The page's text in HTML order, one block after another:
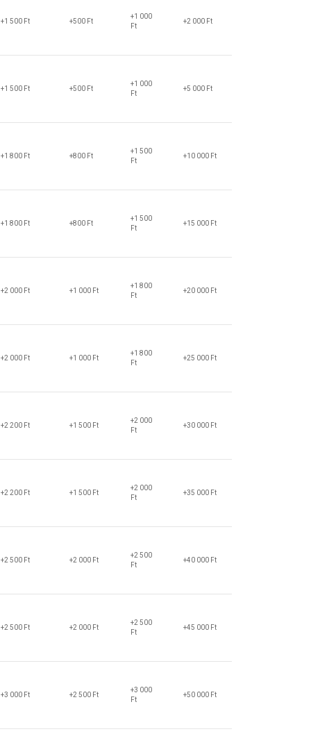
+1 500 Ft +500 Ft
+1 000
Ft
+2 000 Ft
+1 500 Ft +500 Ft
+1 000
Ft
+5 000 Ft
+1 800 Ft +800 Ft
+1 500
Ft
+10 000 Ft
+1 800 Ft +800 Ft
+1 500
Ft
+15 000 Ft
+2 000 Ft +1 000 Ft
+1 800
Ft
+20 000 Ft
+2 000 Ft +1 000 Ft
+1 800
Ft
+25 000 Ft
+2 200 Ft +1 500 Ft
+2 000
Ft
+30 000 Ft
+2 200 Ft +1 500 Ft
+2 000
Ft
+35 000 Ft
+2 500 Ft +2 000 Ft
+2 500
Ft
+40 000 Ft
+2 500 Ft +2 000 Ft
+2 500
Ft
+45 000 Ft
+3 000 Ft +2 500 Ft
+3 000
Ft
+50 000 Ft